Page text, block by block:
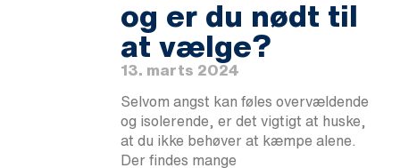
og er du nødt til
at vælge?
13. marts 2024
Selvom angst kan føles overvældende
og isolerende, er det vigtigt at huske,
at du ikke behøver at kæmpe alene.
Der findes mange